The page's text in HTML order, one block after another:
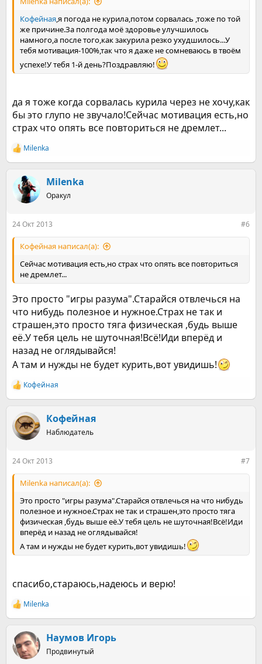
Кофейная,я погода не курила,потом сорвалась ,тоже по той
же причине.За полгода моё здоровье улучшилось
намного,а после того,как закурила резко ухудшилось...У
тебя мотивация-100%,так что я даже не сомневаюсь в твоём
успехе!У тебя 1-й день?Поздравляю!
да я тоже когда сорвалась курила через не хочу,как
бы это глупо не звучало!Сейчас мотивация есть,но
страх что опять все повториться не дремлет...
Р
е
к
ц
Milenka
Milenka
Оракул
24 Окт 2013 #6
Кофейная написал(а):
Сейчас мотивация есть,но страх что опять все повториться
не дремлет...
Это просто "игры разума".Старайся отвлечься на
что нибудь полезное и нужное.Страх не так и
страшен,это просто тяга физическая ,будь выше
её.У тебя цель не шуточная!Всё!Иди вперёд и
назад не оглядывайся!
А там и нужды не будет курить,вот увидишь!
Р
е
ц
и
Кофейная
Кофейная
Наблюдатель
24 Окт 2013 #7
Milenka написал(а):
Это просто "игры разума".Старайся отвлечься на что нибудь
полезное и нужное.Страх не так и страшен,это просто тяга
физическая ,будь выше её.У тебя цель не шуточная!Всё!Иди
вперёд и назад не оглядывайся!
А там и нужды не будет курить,вот увидишь!
спасибо,стараюсь,надеюсь и верю!
Р
е
к
ц
и
Milenka
Наумов Игорь
Продвинутый